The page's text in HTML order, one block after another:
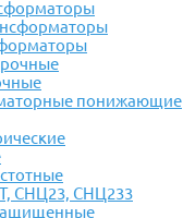
понижающие
СНЦ23, СНЦ233